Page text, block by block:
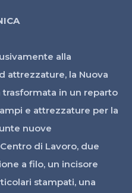
alla
attrezzature, la Nuova
trasformata in un reparto
e attrezzature per la
nuove
di Lavoro, due
a filo, un incisore
stampati, una